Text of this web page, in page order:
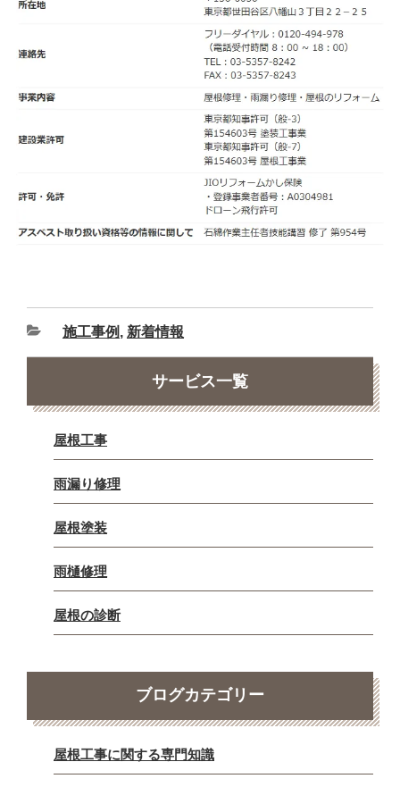
施工事例 , 新着情報
サービス一覧
屋根工事
雨漏り修理
屋根塗装
雨樋修理
屋根の診断
ブログカテゴリー
屋根工事に関する専門知識